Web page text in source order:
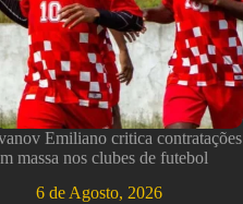
Emiliano critica contratações
massa nos clubes de futebol
6 de Agosto, 2026